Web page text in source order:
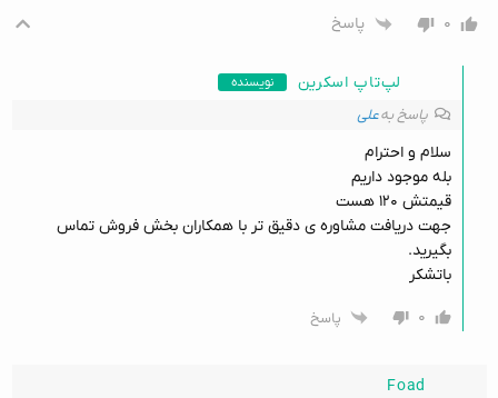
۰ پاسخ
لپ‌تاپ اسکرین نویسنده
پاسخ بهعلی
سلام و احترام
بله موجود داریم
قیمتش ۱۲۰ هست
جهت دریافت مشاوره ی دقیق تر با همکاران بخش فروش تماس
بگیرید.
باتشکر
۰
پاسخ
Foad